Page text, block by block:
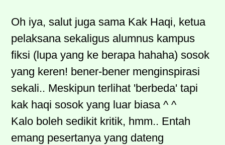
Oh iya, salut juga sama Kak Haqi, ketua
pelaksana sekaligus alumnus kampus
fiksi (lupa yang ke berapa hahaha) sosok
yang keren! bener-bener menginspirasi
sekali.. Meskipun terlihat 'berbeda' tapi
kak haqi sosok yang luar biasa ^ ^
Kalo boleh sedikit kritik, hmm.. Entah
emang pesertanya yang dateng